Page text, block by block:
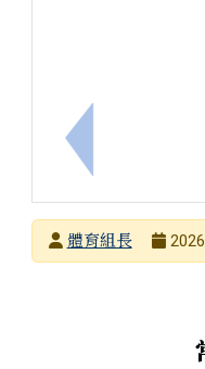
上一筆：麻豆國
發布者體育組長